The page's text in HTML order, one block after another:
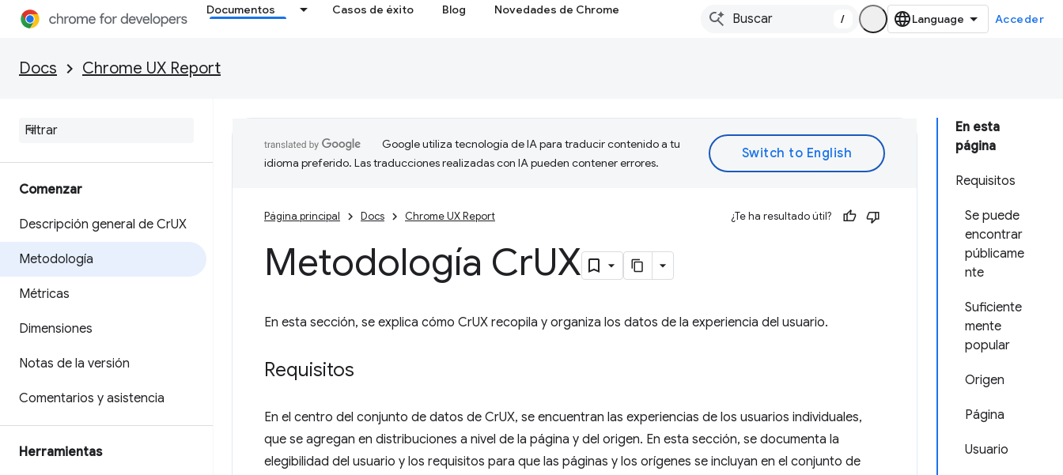
Documentos Casos de éxito Blog Novedades de Chrome
/ Acceder
Docs Chrome UX Report
Comenzar
Descripción general de CrUX
Metodología
Métricas
Dimensiones
Notas de la versión
Comentarios y asistencia
Herramientas
En esta
página
Requisitos
Se puede
encontrar
públicame
nte
Suficiente
mente
popular
Origen
Página
Usuario
Google utiliza tecnología de IA para traducir contenido a tu
idioma preferido. Las traducciones realizadas con IA pueden contener errores.
Página principal Docs Chrome UX Report ¿Te ha resultado útil?
Metodología CrUX
En esta sección, se explica cómo CrUX recopila y organiza los datos de la experiencia del usuario.
Requisitos
En el centro del conjunto de datos de CrUX, se encuentran las experiencias de los usuarios individuales,
que se agregan en distribuciones a nivel de la página y del origen. En esta sección, se documenta la
elegibilidad del usuario y los requisitos para que las páginas y los orígenes se incluyan en el conjunto de